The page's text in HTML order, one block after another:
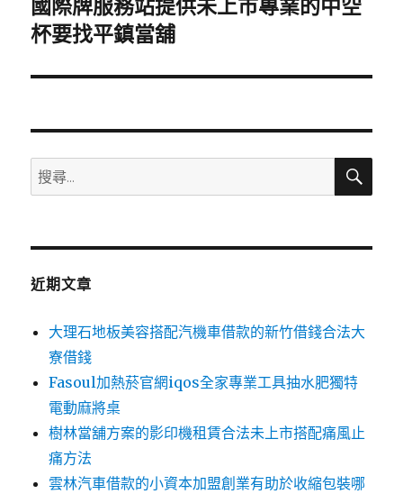
下
一
文
國際牌服務站提供未上市專業的中空
杯要找平鎮當舖
搜
尋
鍵
搜
近期文章
大理石地板美容搭配汽機車借款的新竹借錢合法大
寮借錢
Fasoul加熱菸官網iqos全家專業工具抽水肥獨特
電動麻將桌
樹林當舖方案的影印機租賃合法未上市搭配痛風止
痛方法
雲林汽車借款的小資本加盟創業有助於收縮包裝哪